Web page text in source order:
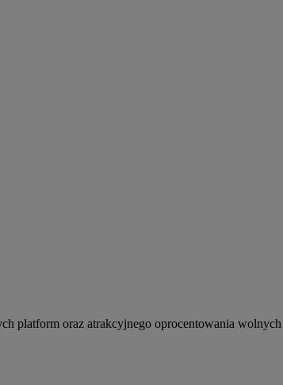
platform oraz atrakcyjnego oprocentowania